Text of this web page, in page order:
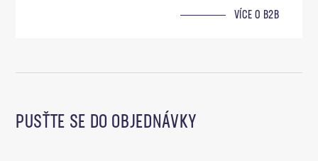
VÍCE O B2B
PUSŤTE SE DO OBJEDNÁVKY